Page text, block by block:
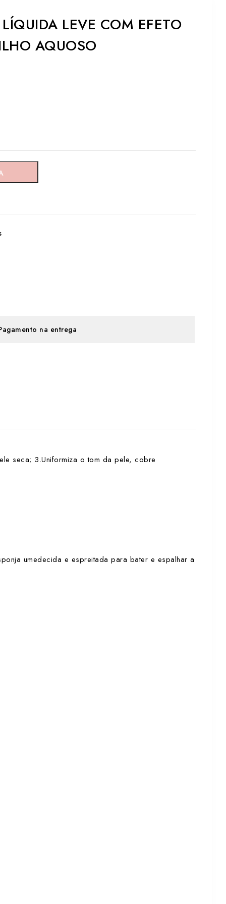
LEVE COM EFETO
AQUOSO
na entrega
seca; 3.Uniformiza o tom da pele, cobre
umedecida e espreitada para bater e espalhar a